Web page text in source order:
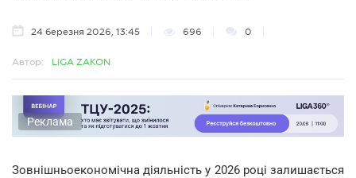
24 березня 2026, 13:45 696 0
Автор: LIGA ZAKON
Реклама
Зовнішньоекономічна діяльність у 2026 році залишається